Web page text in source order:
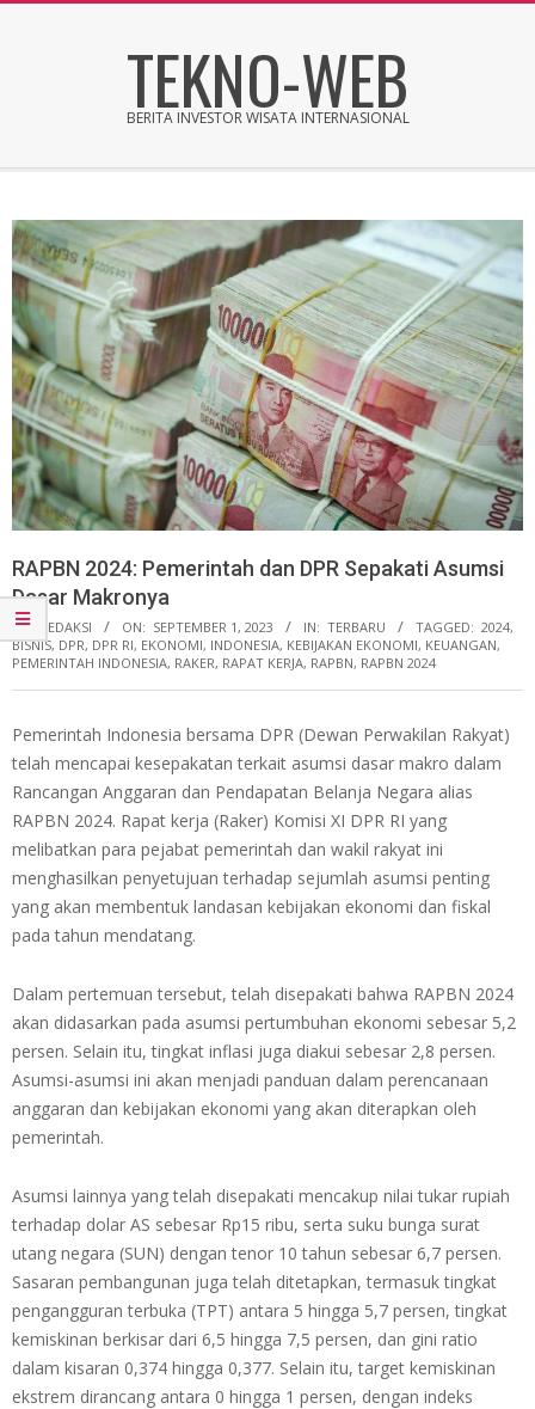
TEKNO-WEB
BERITA INVESTOR WISATA INTERNASIONAL
Menu
RAPBN 2024: Pemerintah dan DPR Sepakati Asumsi
Dasar Makronya
BY: REDAKSI ON: SEPTEMBER 1, 2023 IN: TERBARU TAGGED: 2024,
BISNIS, DPR, DPR RI, EKONOMI, INDONESIA, KEBIJAKAN EKONOMI, KEUANGAN,
PEMERINTAH INDONESIA, RAKER, RAPAT KERJA, RAPBN, RAPBN 2024
Pemerintah Indonesia bersama DPR (Dewan Perwakilan Rakyat)
telah mencapai kesepakatan terkait asumsi dasar makro dalam
Rancangan Anggaran dan Pendapatan Belanja Negara alias
RAPBN 2024. Rapat kerja (Raker) Komisi XI DPR RI yang
melibatkan para pejabat pemerintah dan wakil rakyat ini
menghasilkan penyetujuan terhadap sejumlah asumsi penting
yang akan membentuk landasan kebijakan ekonomi dan fiskal
pada tahun mendatang.
Dalam pertemuan tersebut, telah disepakati bahwa RAPBN 2024
akan didasarkan pada asumsi pertumbuhan ekonomi sebesar 5,2
persen. Selain itu, tingkat inflasi juga diakui sebesar 2,8 persen.
Asumsi-asumsi ini akan menjadi panduan dalam perencanaan
anggaran dan kebijakan ekonomi yang akan diterapkan oleh
pemerintah.
Asumsi lainnya yang telah disepakati mencakup nilai tukar rupiah
terhadap dolar AS sebesar Rp15 ribu, serta suku bunga surat
utang negara (SUN) dengan tenor 10 tahun sebesar 6,7 persen.
Sasaran pembangunan juga telah ditetapkan, termasuk tingkat
pengangguran terbuka (TPT) antara 5 hingga 5,7 persen, tingkat
kemiskinan berkisar dari 6,5 hingga 7,5 persen, dan gini ratio
dalam kisaran 0,374 hingga 0,377. Selain itu, target kemiskinan
ekstrem dirancang antara 0 hingga 1 persen, dengan indeks